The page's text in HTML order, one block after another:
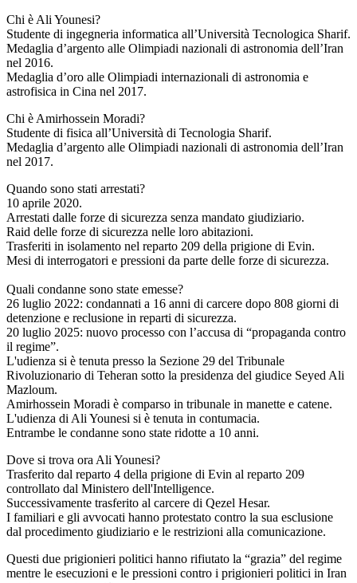
Chi è Ali Younesi?
Studente di ingegneria informatica all’Università Tecnologica Sharif.
Medaglia d’argento alle Olimpiadi nazionali di astronomia dell’Iran
nel 2016.
Medaglia d’oro alle Olimpiadi internazionali di astronomia e
astrofisica in Cina nel 2017.
Chi è Amirhossein Moradi?
Studente di fisica all’Università di Tecnologia Sharif.
Medaglia d’argento alle Olimpiadi nazionali di astronomia dell’Iran
nel 2017.
Quando sono stati arrestati?
10 aprile 2020.
Arrestati dalle forze di sicurezza senza mandato giudiziario.
Raid delle forze di sicurezza nelle loro abitazioni.
Trasferiti in isolamento nel reparto 209 della prigione di Evin.
Mesi di interrogatori e pressioni da parte delle forze di sicurezza.
Quali condanne sono state emesse?
26 luglio 2022: condannati a 16 anni di carcere dopo 808 giorni di
detenzione e reclusione in reparti di sicurezza.
20 luglio 2025: nuovo processo con l’accusa di “propaganda contro
il regime”.
L'udienza si è tenuta presso la Sezione 29 del Tribunale
Rivoluzionario di Teheran sotto la presidenza del giudice Seyed Ali
Mazloum.
Amirhossein Moradi è comparso in tribunale in manette e catene.
L'udienza di Ali Younesi si è tenuta in contumacia.
Entrambe le condanne sono state ridotte a 10 anni.
Dove si trova ora Ali Younesi?
Trasferito dal reparto 4 della prigione di Evin al reparto 209
controllato dal Ministero dell'Intelligence.
Successivamente trasferito al carcere di Qezel Hesar.
I familiari e gli avvocati hanno protestato contro la sua esclusione
dal procedimento giudiziario e le restrizioni alla comunicazione.
Questi due prigionieri politici hanno rifiutato la “grazia” del regime
mentre le esecuzioni e le pressioni contro i prigionieri politici in Iran